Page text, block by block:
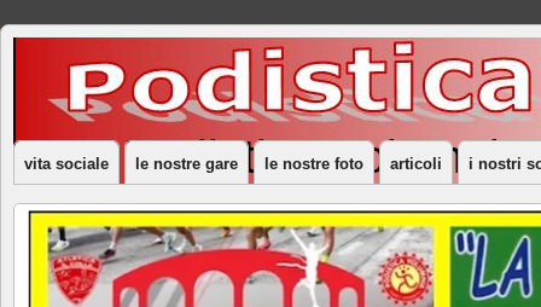
ASD Podistica Volumnia
vita sociale le nostre gare le nostre foto articoli i nostri